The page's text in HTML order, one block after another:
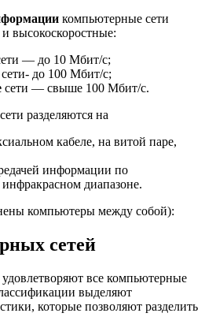
компьютерные сети
и высокоскоростные:
— до 10 Мбит/с;
сети- до 100 Мбит/с;
сети — свыше 100 Мбит/с.
сети разделяются на
кабеле, на витой паре,
информации по
диапазоне.
компьютеры между собой):
сетей
все компьютерные
выделяют
которые позволяют разделить